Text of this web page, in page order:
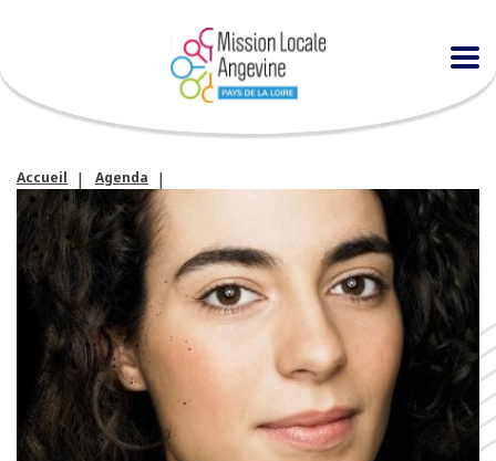
Accueil
Agenda
Réunion de présentation pour découvrir la Promo 16-18 ans